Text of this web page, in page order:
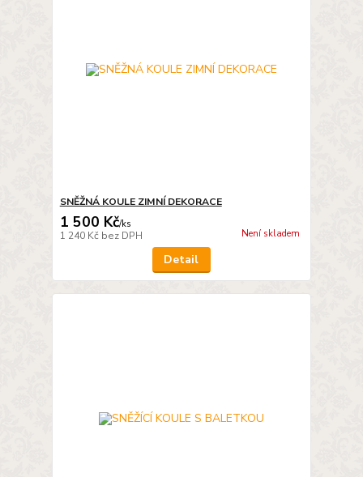
SNĚŽNÁ KOULE ZIMNÍ DEKORACE
1 500 Kč/ks
1 240 Kč bez DPH Není skladem
Detail